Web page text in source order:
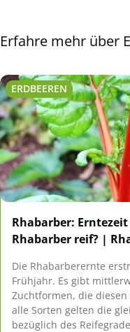
Erfahre mehr über
ERDBEEREN
Rhabarber:
Rhabarber reif? |
Die Rhabarberernte
Frühjahr. Es gibt
Zuchtformen, die
alle Sorten gelten die
bezüglich des